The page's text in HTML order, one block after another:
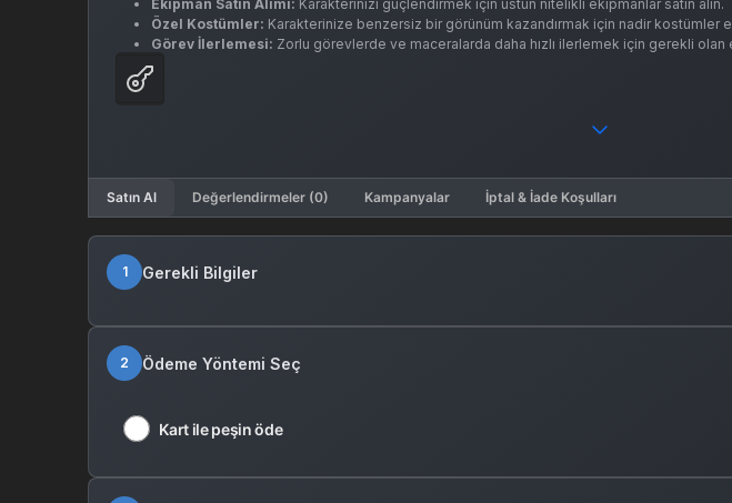
Ekipman Satın Alımı: Karakterinizi güçlendirmek için üstün nitelikli ekipmanlar satın alın.
Özel Kostümler: Karakterinize benzersiz bir görünüm kazandırmak için nadir kostümler
Görev İlerlemesi: Zorlu görevlerde ve maceralarda daha hızlı ilerlemek için gerekli olan
Satın Al Değerlendirmeler (0) Kampanyalar İptal & İade Koşulları
1 Gerekli Bilgiler
2 Ödeme Yöntemi Seç
Kart ile peşin öde